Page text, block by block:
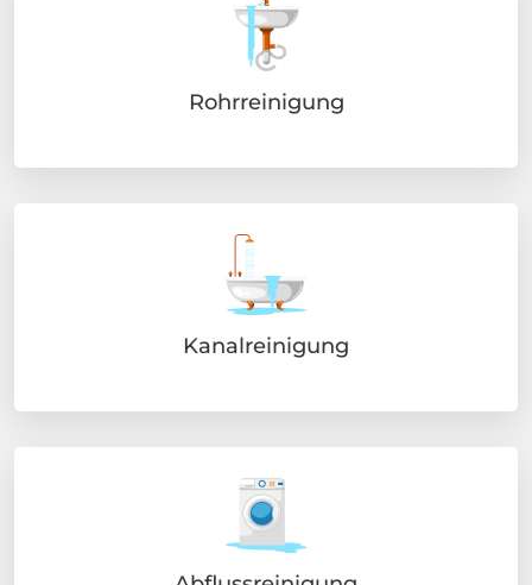
Rohrreinigung
Kanalreinigung